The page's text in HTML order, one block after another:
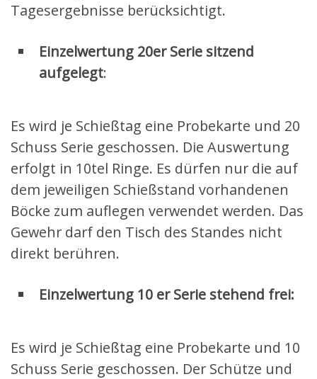
Tagesergebnisse berücksichtigt.
Einzelwertung 20er Serie sitzend
aufgelegt:
Es wird je Schießtag eine Probekarte und 20
Schuss Serie geschossen. Die Auswertung
erfolgt in 10tel Ringe. Es dürfen nur die auf
dem jeweiligen Schießstand vorhandenen
Böcke zum auflegen verwendet werden. Das
Gewehr darf den Tisch des Standes nicht
direkt berühren.
Einzelwertung 10 er Serie stehend frei:
Es wird je Schießtag eine Probekarte und 10
Schuss Serie geschossen. Der Schütze und